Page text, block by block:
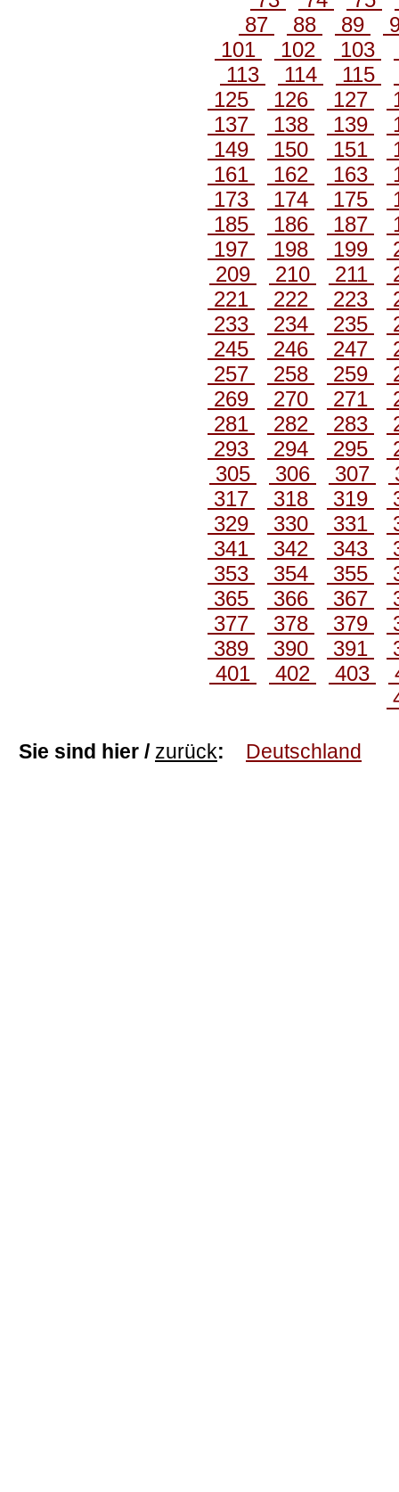
87
88 89
101
102 103
113
114 115
125
126 127
137
138 139
149
150 151
161
162 163
173
174 175
185
186 187
197
198 199
209
210 211
221
222 223
233
234 235
245
246 247
257
258 259
269
270 271
281
282 283
293
294 295
305
306 307
317
318 319
329
330 331
341
342 343
353
354 355
365
366 367
377
378 379
389
390 391
401
402 403
Sie sind hier / zurück: Deutschland